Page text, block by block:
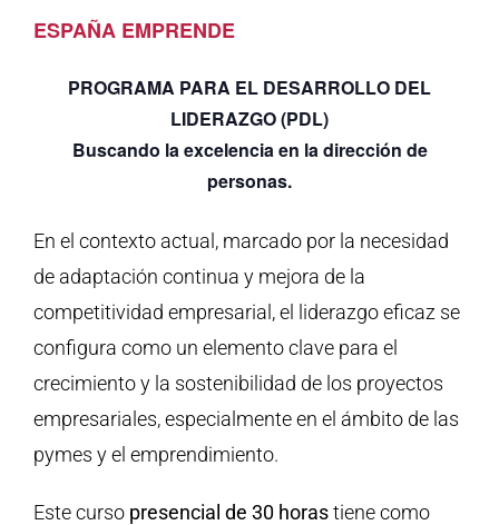
ESPAÑA EMPRENDE
PROGRAMA PARA EL DESARROLLO DEL
LIDERAZGO (PDL)
Buscando la excelencia en la dirección de
personas.
En el contexto actual, marcado por la necesidad
de adaptación continua y mejora de la
competitividad empresarial, el liderazgo eficaz se
configura como un elemento clave para el
crecimiento y la sostenibilidad de los proyectos
empresariales, especialmente en el ámbito de las
pymes y el emprendimiento.
Este curso presencial de 30 horastiene como